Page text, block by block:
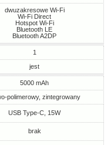
dwuzakresowe Wi-Fi
Wi-Fi Direct
Hotspot Wi-Fi
Bluetooth LE
Bluetooth A2DP
1
jest
5000 mAh
polimerowy, zintegrowany
USB Type-C, 15W
brak